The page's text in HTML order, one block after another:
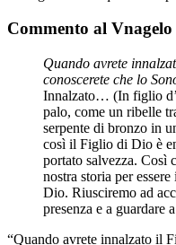
Commento al
Quando avrete
conoscerete che lo
Innalzato… (In figlio
palo, come un ribelle
serpente di bronzo in
così il Figlio di Dio è
portato salvezza. Così
nostra storia per
Dio. Riusciremo ad
presenza e a guardare
“Quando avrete innalzato il